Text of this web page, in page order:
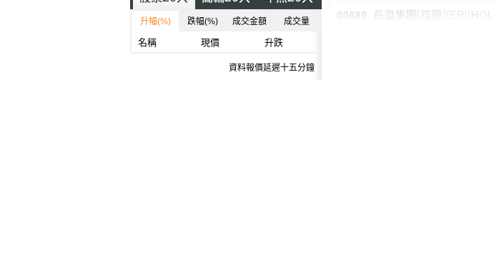
升幅(%) 跌幅(%) 成交金額 成交量
名稱 現價 升跌
資料報價延遲十五分鐘